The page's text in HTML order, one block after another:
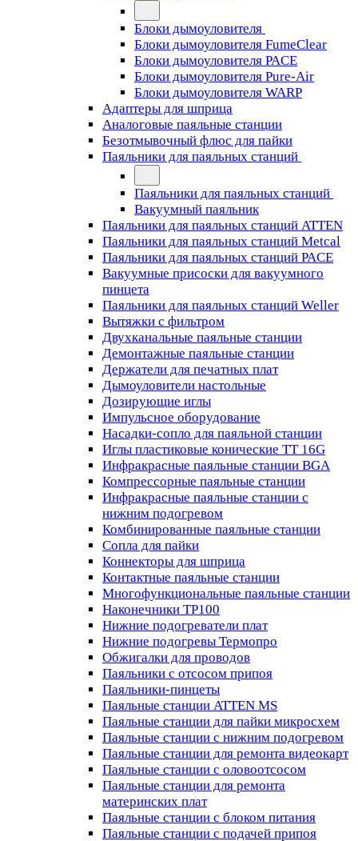
Блоки дымоуловителя
Блоки дымоуловителя FumeClear
Блоки дымоуловителя PACE
Блоки дымоуловителя Pure-Air
Блоки дымоуловителя WARP
Адаптеры для шприца
Аналоговые паяльные станции
Безотмывочный флюс для пайки
Паяльники для паяльных станций
Паяльники для паяльных станций
Вакуумный паяльник
Паяльники для паяльных станций ATTEN
Паяльники для паяльных станций Metcal
Паяльники для паяльных станций PACE
Вакуумные присоски для вакуумного
пинцета
Паяльники для паяльных станций Weller
Вытяжки с фильтром
Двухканальные паяльные станции
Демонтажные паяльные станции
Держатели для печатных плат
Дымоуловители настольные
Дозирующие иглы
Импульсное оборудование
Насадки-сопло для паяльной станции
Иглы пластиковые конические TT 16G
Инфракрасные паяльные станции BGA
Компрессорные паяльные станции
Инфракрасные паяльные станции с
нижним подогревом
Комбинированные паяльные станции
Сопла для пайки
Коннекторы для шприца
Контактные паяльные станции
Многофункциональные паяльные станции
Наконечники TP100
Нижние подогреватели плат
Нижние подогревы Термопро
Обжигалки для проводов
Паяльники с отсосом припоя
Паяльники-пинцеты
Паяльные станции ATTEN MS
Паяльные станции для пайки микросхем
Паяльные станции с нижним подогревом
Паяльные станции для ремонта видеокарт
Паяльные станции с оловоотсосом
Паяльные станции для ремонта
материнских плат
Паяльные станции с блоком питания
Паяльные станции с подачей припоя